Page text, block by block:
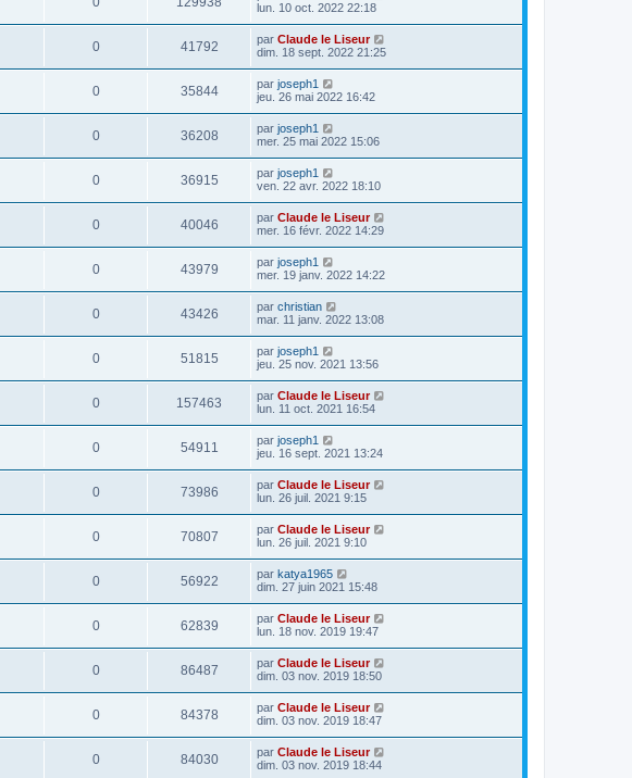
lun. 10 oct. 2022 22:18
0 41792 par Claude le Liseur
dim. 18 sept. 2022 21:25
0 35844 par joseph1
jeu. 26 mai 2022 16:42
0 36208 par joseph1
mer. 25 mai 2022 15:06
0 36915 par joseph1
ven. 22 avr. 2022 18:10
0 40046 par Claude le Liseur
mer. 16 févr. 2022 14:29
0 43979 par joseph1
mer. 19 janv. 2022 14:22
0 43426 par christian
mar. 11 janv. 2022 13:08
0 51815 par joseph1
jeu. 25 nov. 2021 13:56
0 157463 par Claude le Liseur
lun. 11 oct. 2021 16:54
0 54911 par joseph1
jeu. 16 sept. 2021 13:24
0 73986 par Claude le Liseur
lun. 26 juil. 2021 9:15
0 70807 par Claude le Liseur
lun. 26 juil. 2021 9:10
0 56922 par katya1965
dim. 27 juin 2021 15:48
0 62839 par Claude le Liseur
lun. 18 nov. 2019 19:47
0 86487 par Claude le Liseur
dim. 03 nov. 2019 18:50
0 84378 par Claude le Liseur
dim. 03 nov. 2019 18:47
0 84030 par Claude le Liseur
dim. 03 nov. 2019 18:44